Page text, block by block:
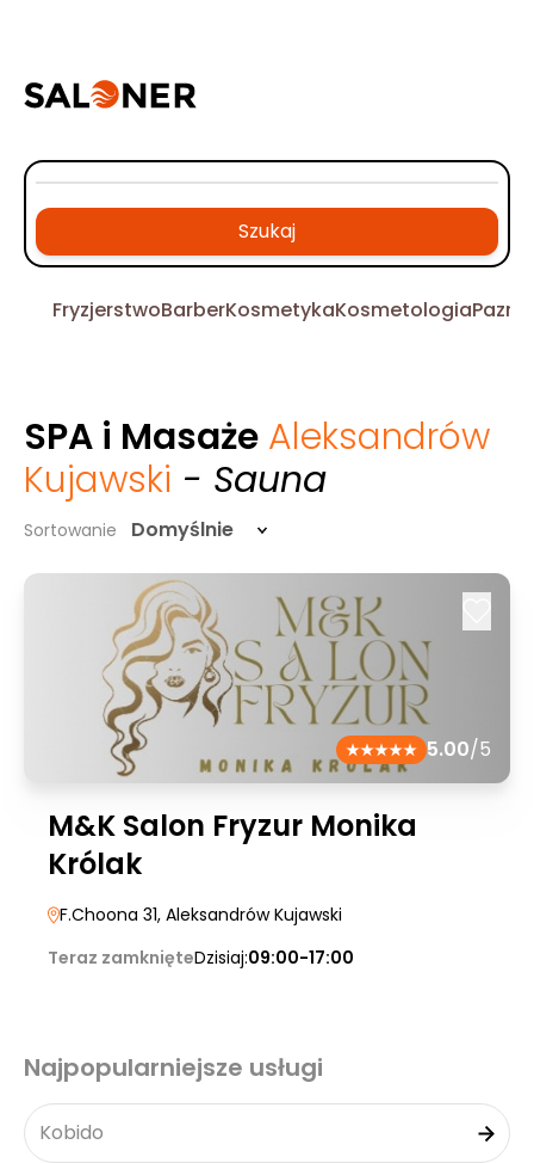
Szukaj
FryzjerstwoBarberKosmetykaKosmetologia
SPA i Masaże Aleksandrów
Kujawski - Sauna
Sortowanie Domyślnie
5.00/5
M&K Salon Fryzur Monika
Królak
F.Choona 31, Aleksandrów Kujawski
Teraz zamknięteDzisiaj:09:00-17:00
Najpopularniejsze usługi
Kobido